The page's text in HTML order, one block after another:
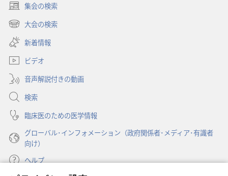
集会の検索
（新
し
タ
で
開
く）
大会の検索
（新
し
い
タ
ブ
で
開
く）
新着情報
ビデオ
音声解説付きの動画
検索
臨床医のための医学情報
グローバル･インフォメーション（政府関係者･メディア･有識者
向け）
ヘルプ